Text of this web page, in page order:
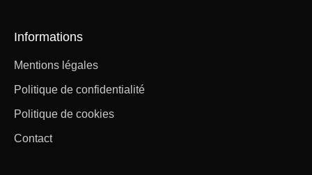
Informations
Mentions légales
Politique de confidentialité
Politique de cookies
Contact